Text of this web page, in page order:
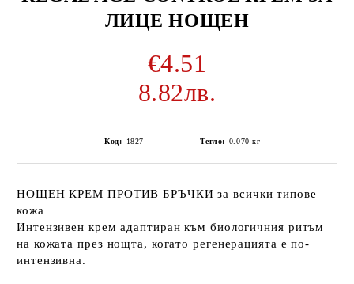
ЛИЦЕ НОЩЕН
€4.51
8.82лв.
Код: 1827 Тегло: 0.070 кг
НОЩЕН КРЕМ ПРОТИВ БРЪЧКИ за всички типове
кожа
Интензивен крем адаптиран към биологичния ритъм
на кожата през нощта, когато регенерацията е по-
интензивна.